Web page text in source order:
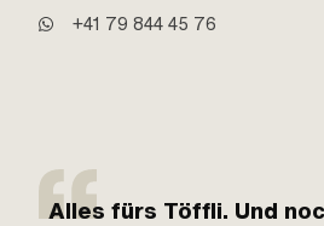
+41 79 844 45 76
Alles fürs Töffli. Und